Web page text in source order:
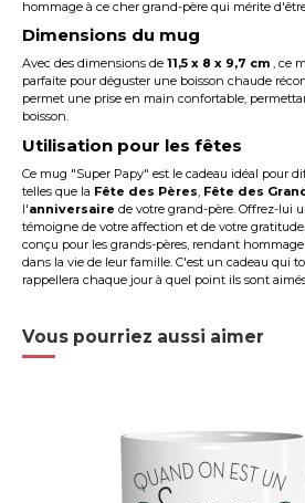
hommage à ce cher grand-père qui mérite
Dimensions du mug
Avec des dimensions de11,5 x 8 x 9,7 cm , ce
parfaite pour déguster une boisson chaude
permet une prise en main confortable,
boisson.
Utilisation pour les fêtes
Ce mug "Super Papy" est le cadeau idéal pour
telles que la Fête des Pères, Fête des
l'anniversaire de votre grand-père. Offrez-lui
témoigne de votre affection et de votre
conçu pour les grands-pères, rendant
dans la vie de leur famille. C'est un cadeau qui
rappellera chaque jour à quel point ils sont
Vous pourriez aussi aimer